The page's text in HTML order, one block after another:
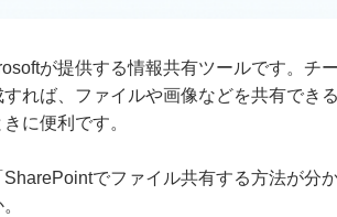
が提供する情報共有ツールです。チ
れば、ファイルや画像などを共有でき
に便利です。
SharePointでファイル共有する方法が分